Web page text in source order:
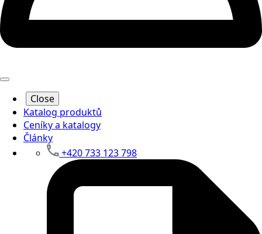
Close
Katalog produktů
Ceníky a katalogy
Články
+420 733 123 798